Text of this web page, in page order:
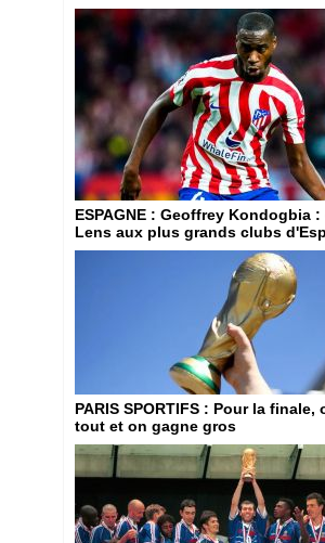
ESPAGNE : Geoffrey Kondogbia :
Lens aux plus grands clubs
PARIS SPORTIFS : Pour la finale,
tout et on gagne gros